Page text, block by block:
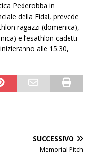
Pederobba in
della Fidal, prevede
ragazzi (domenica),
e l’esathlon cadetti
alle 15.30,
SUCCESSIVO
Memorial Pitch